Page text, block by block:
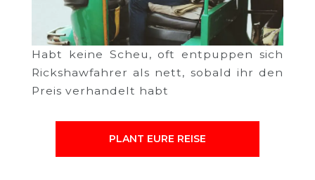
Habt keine Scheu, oft entpuppen sich
Rickshawfahrer als nett, sobald ihr den
Preis verhandelt habt
PLANT EURE REISE